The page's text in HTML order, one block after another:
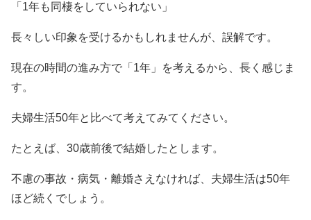
「1年も同棲をしていられない」
長々しい印象を受けるかもしれませんが、誤解です。
現在の時間の進み方で「1年」を考えるから、長く感じま
す。
夫婦生活50年と比べて考えてみてください。
たとえば、30歳前後で結婚したとします。
不慮の事故・病気・離婚さえなければ、夫婦生活は50年
ほど続くでしょう。